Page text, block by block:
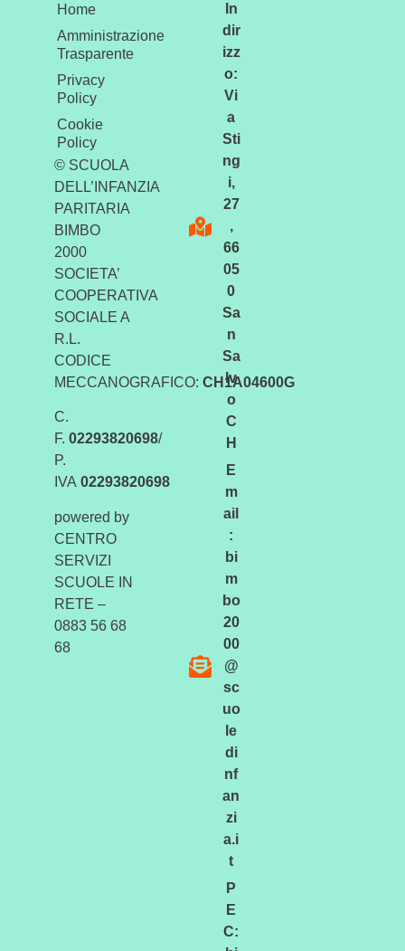
Home
Amministrazione
Trasparente
Privacy
Policy
Cookie
Policy
© SCUOLA
DELL’INFANZIA
PARITARIA
BIMBO
2000
SOCIETA’
COOPERATIVA
SOCIALE A
R.L.
CODICE
MECCANOGRAFICO: CH1A04600G
C.
F. 02293820698/
P.
IVA 02293820698
powered by
CENTRO
SERVIZI
SCUOLE IN
RETE –
0883 56 68
68
In
dir
izz
o:
Vi
a
Sti
ng
i,
27
,
66
05
0
Sa
n
Sa
lv
o
C
H
E
m
ail
:
bi
m
bo
20
00
@
sc
uo
le
di
nf
an
zi
a.i
t
P
E
C: